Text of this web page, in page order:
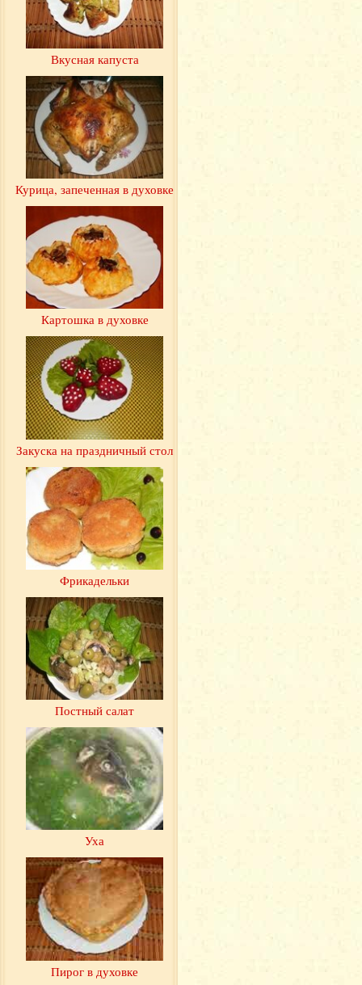
Вкусная капуста
Курица, запеченная в духовке
Картошка в духовке
Закуска на праздничный стол
Фрикадельки
Постный салат
Уха
Пирог в духовке